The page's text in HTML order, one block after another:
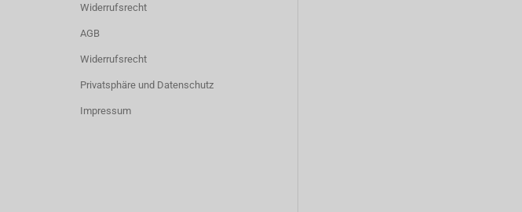
Widerrufsrecht
AGB
Widerrufsrecht
Privatsphäre und Datenschutz
Impressum